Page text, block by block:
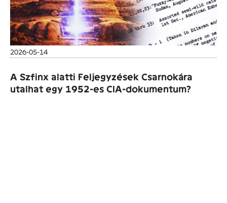
2026-05-14
A Szfinx alatti Feljegyzések Csarnokára
utalhat egy 1952-es CIA-dokumentum?